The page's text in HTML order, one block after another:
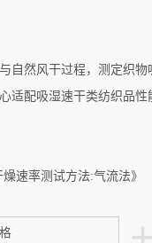
自然风干过程，测定织物
适配吸湿速干类纺织品性
速率测试方法:气流法》